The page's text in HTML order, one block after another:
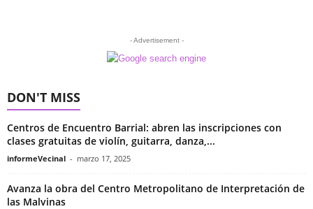
- Advertisement -
DON'T MISS
Centros de Encuentro Barrial: abren las inscripciones con
clases gratuitas de violín, guitarra, danza,...
informeVecinal - marzo 17, 2025
Avanza la obra del Centro Metropolitano de Interpretación de
las Malvinas